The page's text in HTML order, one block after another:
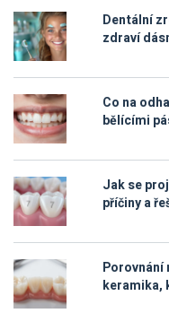
Dentální
zdraví
Co na
bělícími
Jak se
příčiny a
Porovnání
keramika,